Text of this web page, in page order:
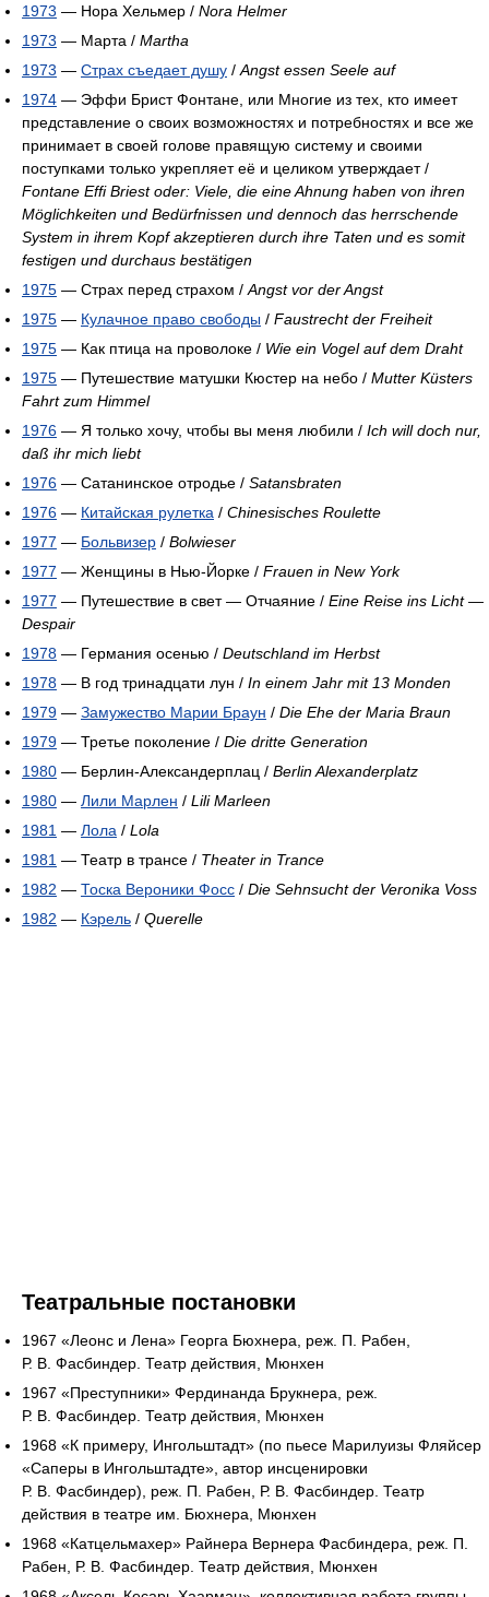
1973 — Нора Хельмер / Nora Helmer
1973 — Марта / Martha
1973 — Страх съедает душу / Angst essen Seele auf
1974 — Эффи Брист Фонтане, или Многие из тех, кто имеет
представление о своих возможностях и потребностях и все же
принимает в своей голове правящую систему и своими
поступками только укрепляет её и целиком утверждает /
Fontane Effi Briest oder: Viele, die eine Ahnung haben von ihren
Möglichkeiten und Bedürfnissen und dennoch das herrschende
System in ihrem Kopf akzeptieren durch ihre Taten und es somit
festigen und durchaus bestätigen
1975 — Страх перед страхом / Angst vor der Angst
1975 — Кулачное право свободы / Faustrecht der Freiheit
1975 — Как птица на проволоке / Wie ein Vogel auf dem Draht
1975 — Путешествие матушки Кюстер на небо / Mutter Küsters
Fahrt zum Himmel
1976 — Я только хочу, чтобы вы меня любили / Ich will doch nur,
daß ihr mich liebt
1976 — Сатанинское отродье / Satansbraten
1976 — Китайская рулетка / Chinesisches Roulette
1977 — Больвизер / Bolwieser
1977 — Женщины в Нью-Йорке / Frauen in New York
1977 — Путешествие в свет — Отчаяние / Eine Reise ins Licht —
Despair
1978 — Германия осенью / Deutschland im Herbst
1978 — В год тринадцати лун / In einem Jahr mit 13 Monden
1979 — Замужество Марии Браун / Die Ehe der Maria Braun
1979 — Третье поколение / Die dritte Generation
1980 — Берлин-Александерплац / Berlin Alexanderplatz
1980 — Лили Марлен / Lili Marleen
1981 — Лола / Lola
1981 — Театр в трансе / Theater in Trance
1982 — Тоска Вероники Фосс / Die Sehnsucht der Veronika Voss
1982 — Кэрель / Querelle
Театральные постановки
1967 «Леонс и Лена» Георга Бюхнера, реж. П. Рабен,
Р. В. Фасбиндер. Театр действия, Мюнхен
1967 «Преступники» Фердинанда Брукнера, реж.
Р. В. Фасбиндер. Театр действия, Мюнхен
1968 «К примеру, Ингольштадт» (по пьесе Марилуизы Фляйсер
«Саперы в Ингольштадте», автор инсценировки
Р. В. Фасбиндер), реж. П. Рабен, Р. В. Фасбиндер. Театр
действия в театре им. Бюхнера, Мюнхен
1968 «Катцельмахер» Райнера Вернера Фасбиндера, реж. П.
Рабен, Р. В. Фасбиндер. Театр действия, Мюнхен